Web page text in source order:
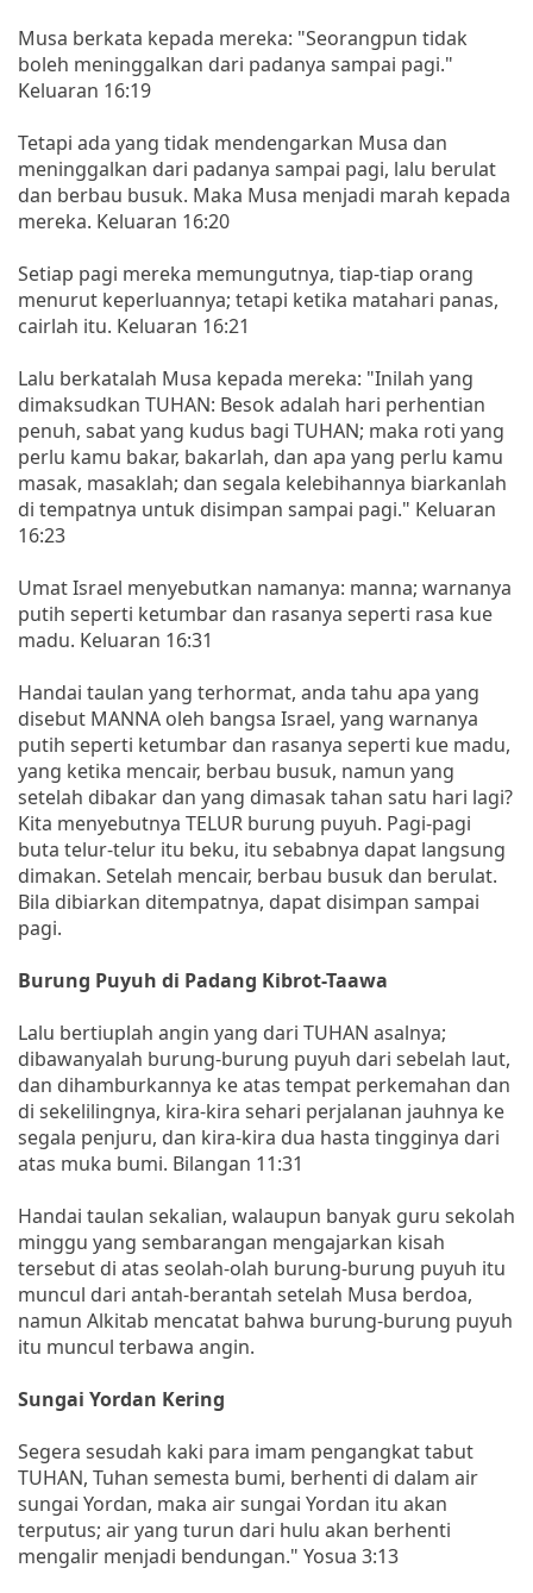
Musa berkata kepada mereka: "Seorangpun tidak
boleh meninggalkan dari padanya sampai pagi."
Keluaran 16:19
Tetapi ada yang tidak mendengarkan Musa dan
meninggalkan dari padanya sampai pagi, lalu berulat
dan berbau busuk. Maka Musa menjadi marah kepada
mereka. Keluaran 16:20
Setiap pagi mereka memungutnya, tiap-tiap orang
menurut keperluannya; tetapi ketika matahari panas,
cairlah itu. Keluaran 16:21
Lalu berkatalah Musa kepada mereka: "Inilah yang
dimaksudkan TUHAN: Besok adalah hari perhentian
penuh, sabat yang kudus bagi TUHAN; maka roti yang
perlu kamu bakar, bakarlah, dan apa yang perlu kamu
masak, masaklah; dan segala kelebihannya biarkanlah
di tempatnya untuk disimpan sampai pagi." Keluaran
16:23
Umat Israel menyebutkan namanya: manna; warnanya
putih seperti ketumbar dan rasanya seperti rasa kue
madu. Keluaran 16:31
Handai taulan yang terhormat, anda tahu apa yang
disebut MANNA oleh bangsa Israel, yang warnanya
putih seperti ketumbar dan rasanya seperti kue madu,
yang ketika mencair, berbau busuk, namun yang
setelah dibakar dan yang dimasak tahan satu hari lagi?
Kita menyebutnya TELUR burung puyuh. Pagi-pagi
buta telur-telur itu beku, itu sebabnya dapat langsung
dimakan. Setelah mencair, berbau busuk dan berulat.
Bila dibiarkan ditempatnya, dapat disimpan sampai
pagi.
Burung Puyuh di Padang Kibrot-Taawa
Lalu bertiuplah angin yang dari TUHAN asalnya;
dibawanyalah burung-burung puyuh dari sebelah laut,
dan dihamburkannya ke atas tempat perkemahan dan
di sekelilingnya, kira-kira sehari perjalanan jauhnya ke
segala penjuru, dan kira-kira dua hasta tingginya dari
atas muka bumi. Bilangan 11:31
Handai taulan sekalian, walaupun banyak guru sekolah
minggu yang sembarangan mengajarkan kisah
tersebut di atas seolah-olah burung-burung puyuh itu
muncul dari antah-berantah setelah Musa berdoa,
namun Alkitab mencatat bahwa burung-burung puyuh
itu muncul terbawa angin.
Sungai Yordan Kering
Segera sesudah kaki para imam pengangkat tabut
TUHAN, Tuhan semesta bumi, berhenti di dalam air
sungai Yordan, maka air sungai Yordan itu akan
terputus; air yang turun dari hulu akan berhenti
mengalir menjadi bendungan." Yosua 3:13